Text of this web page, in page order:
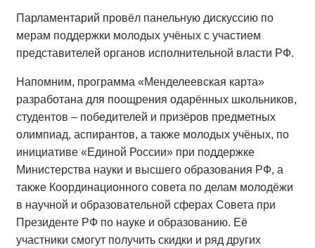
Парламентарий провёл панельную дискуссию по
мерам поддержки молодых учёных с участием
представителей органов исполнительной власти РФ.
Напомним, программа «Менделеевская карта»
разработана для поощрения одарённых школьников,
студентов – победителей и призёров предметных
олимпиад, аспирантов, а также молодых учёных, по
инициативе «Единой России» при поддержке
Министерства науки и высшего образования РФ, а
также Координационного совета по делам молодёжи
в научной и образовательной сферах Совета при
Президенте РФ по науке и образованию. Её
участники смогут получить скидки и ряд других